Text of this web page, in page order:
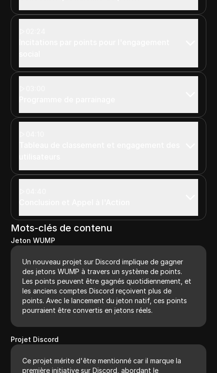
Mots-clés de contenu
Jeton WUMP
Un nouveau projet sur Discord implique de gagner
des jetons WUMP à travers un système de points.
Les points peuvent être gagnés quotidiennement, et
les anciens comptes Discord reçoivent plus de
points. Avec le lancement du jeton natif, ces points
pourraient être convertis en jetons réels.
Projet Discord
Ce projet mérite d'être mentionné car il marque la
première initiative sur Discord, abordant le